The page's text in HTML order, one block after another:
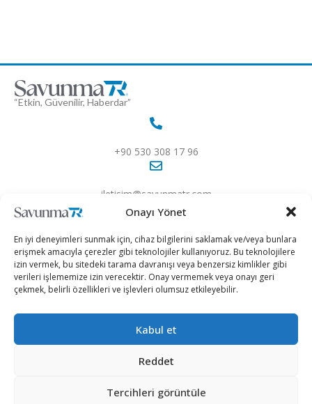
Onayı Yönet
En iyi deneyimleri sunmak için, cihaz bilgilerini saklamak ve/veya bunlara
erişmek amacıyla çerezler gibi teknolojiler kullanıyoruz. Bu teknolojilere
izin vermek, bu sitedeki tarama davranışı veya benzersiz kimlikler gibi
verileri işlememize izin verecektir. Onay vermemek veya onayı geri
çekmek, belirli özellikleri ve işlevleri olumsuz etkileyebilir.
Kabul et
Reddet
Tercihleri görüntüle
“Etkin, Güvenilir, Haberdar”
+90 530 308 17 96
iletisim@savunmatr.com
2026 © Savunma TR. Tüm Hakları Saklıdır.
Savunma Sanayii
Deniz Platformları
Kategoriler
Teknoloji
Röportajlar
Dosya Haber
SavunmaTR
Gizlilik Politikası